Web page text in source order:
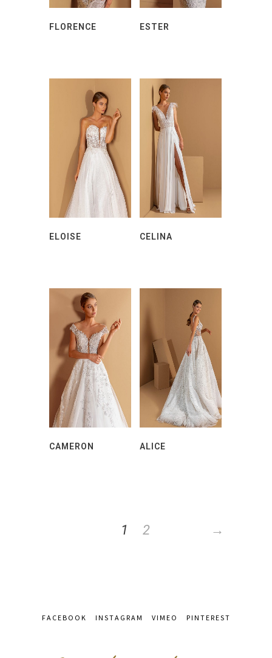
FLORENCE ESTER
ELOISE CELINA
CAMERON ALICE
1 2 →
FACEBOOK INSTAGRAM VIMEO PINTEREST